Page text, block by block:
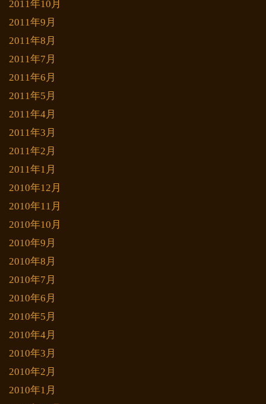
2011年10月
2011年9月
2011年8月
2011年7月
2011年6月
2011年5月
2011年4月
2011年3月
2011年2月
2011年1月
2010年12月
2010年11月
2010年10月
2010年9月
2010年8月
2010年7月
2010年6月
2010年5月
2010年4月
2010年3月
2010年2月
2010年1月